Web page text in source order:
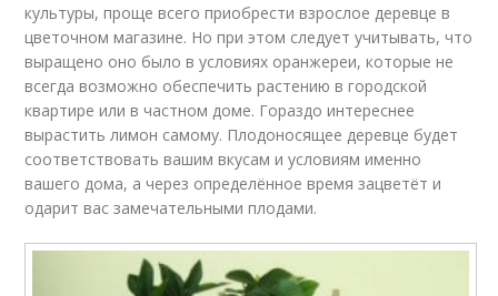
культуры, проще всего приобрести взрослое деревце в
цветочном магазине. Но при этом следует учитывать, что
выращено оно было в условиях оранжереи, которые не
всегда возможно обеспечить растению в городской
квартире или в частном доме. Гораздо интереснее
вырастить лимон самому. Плодоносящее деревце будет
соответствовать вашим вкусам и условиям именно
вашего дома, а через определённое время зацветёт и
одарит вас замечательными плодами.